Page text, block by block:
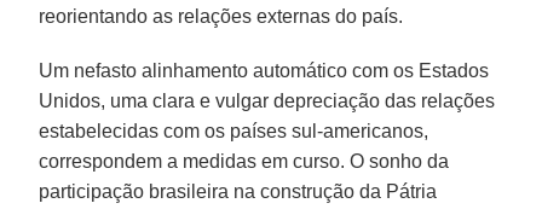
reorientando as relações externas do país.
Um nefasto alinhamento automático com os Estados
Unidos, uma clara e vulgar depreciação das relações
estabelecidas com os países sul-americanos,
correspondem a medidas em curso. O sonho da
participação brasileira na construção da Pátria